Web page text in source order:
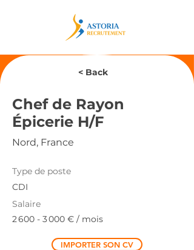
< Back
Chef de Rayon
Épicerie H/F
Nord, France
Type de poste
CDI
Salaire
2 600 - 3 000 € / mois
IMPORTER SON CV